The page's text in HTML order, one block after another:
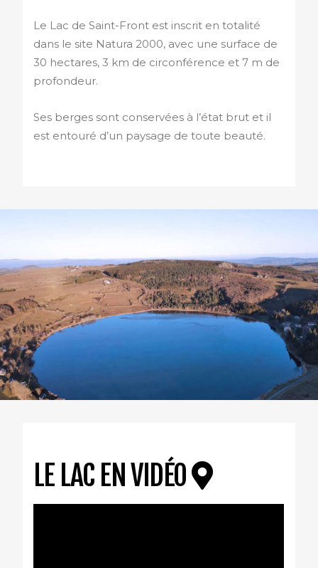
Le Lac de Saint-Front est inscrit en totalité
dans le site Natura 2000, avec une surface de
30 hectares, 3 km de circonférence et 7 m de
profondeur.
Ses berges sont conservées à l’état brut et il
est entouré d’un paysage de toute beauté.
LE LAC EN VIDÉO